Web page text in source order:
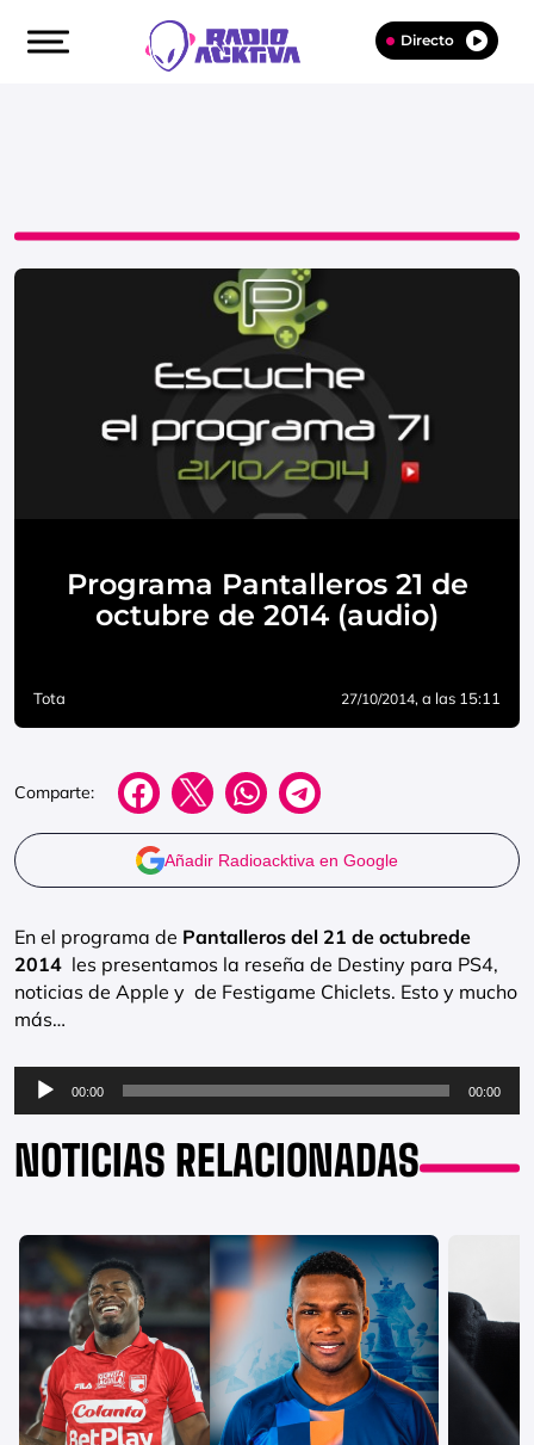
Directo
Programa Pantalleros 21 de
octubre de 2014 (audio)
Tota 27/10/2014, a las 15:11
Comparte:
Añadir Radioacktiva en Google
En el programa de Pantalleros del 21 de octubrede
2014 les presentamos la reseña de Destiny para PS4,
noticias de Apple y de Festigame Chiclets. Esto y mucho
más…
Reproductor
de
audio
00:00 00:00
NOTICIAS RELACIONADAS